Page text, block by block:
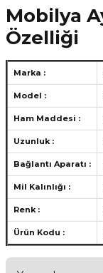
Mobilya
Özelliği
Marka :
Model :
Ham Maddesi :
Uzunluk :
Bağlantı Aparatı :
Mil Kalınlığı :
Renk :
Ürün Kodu :